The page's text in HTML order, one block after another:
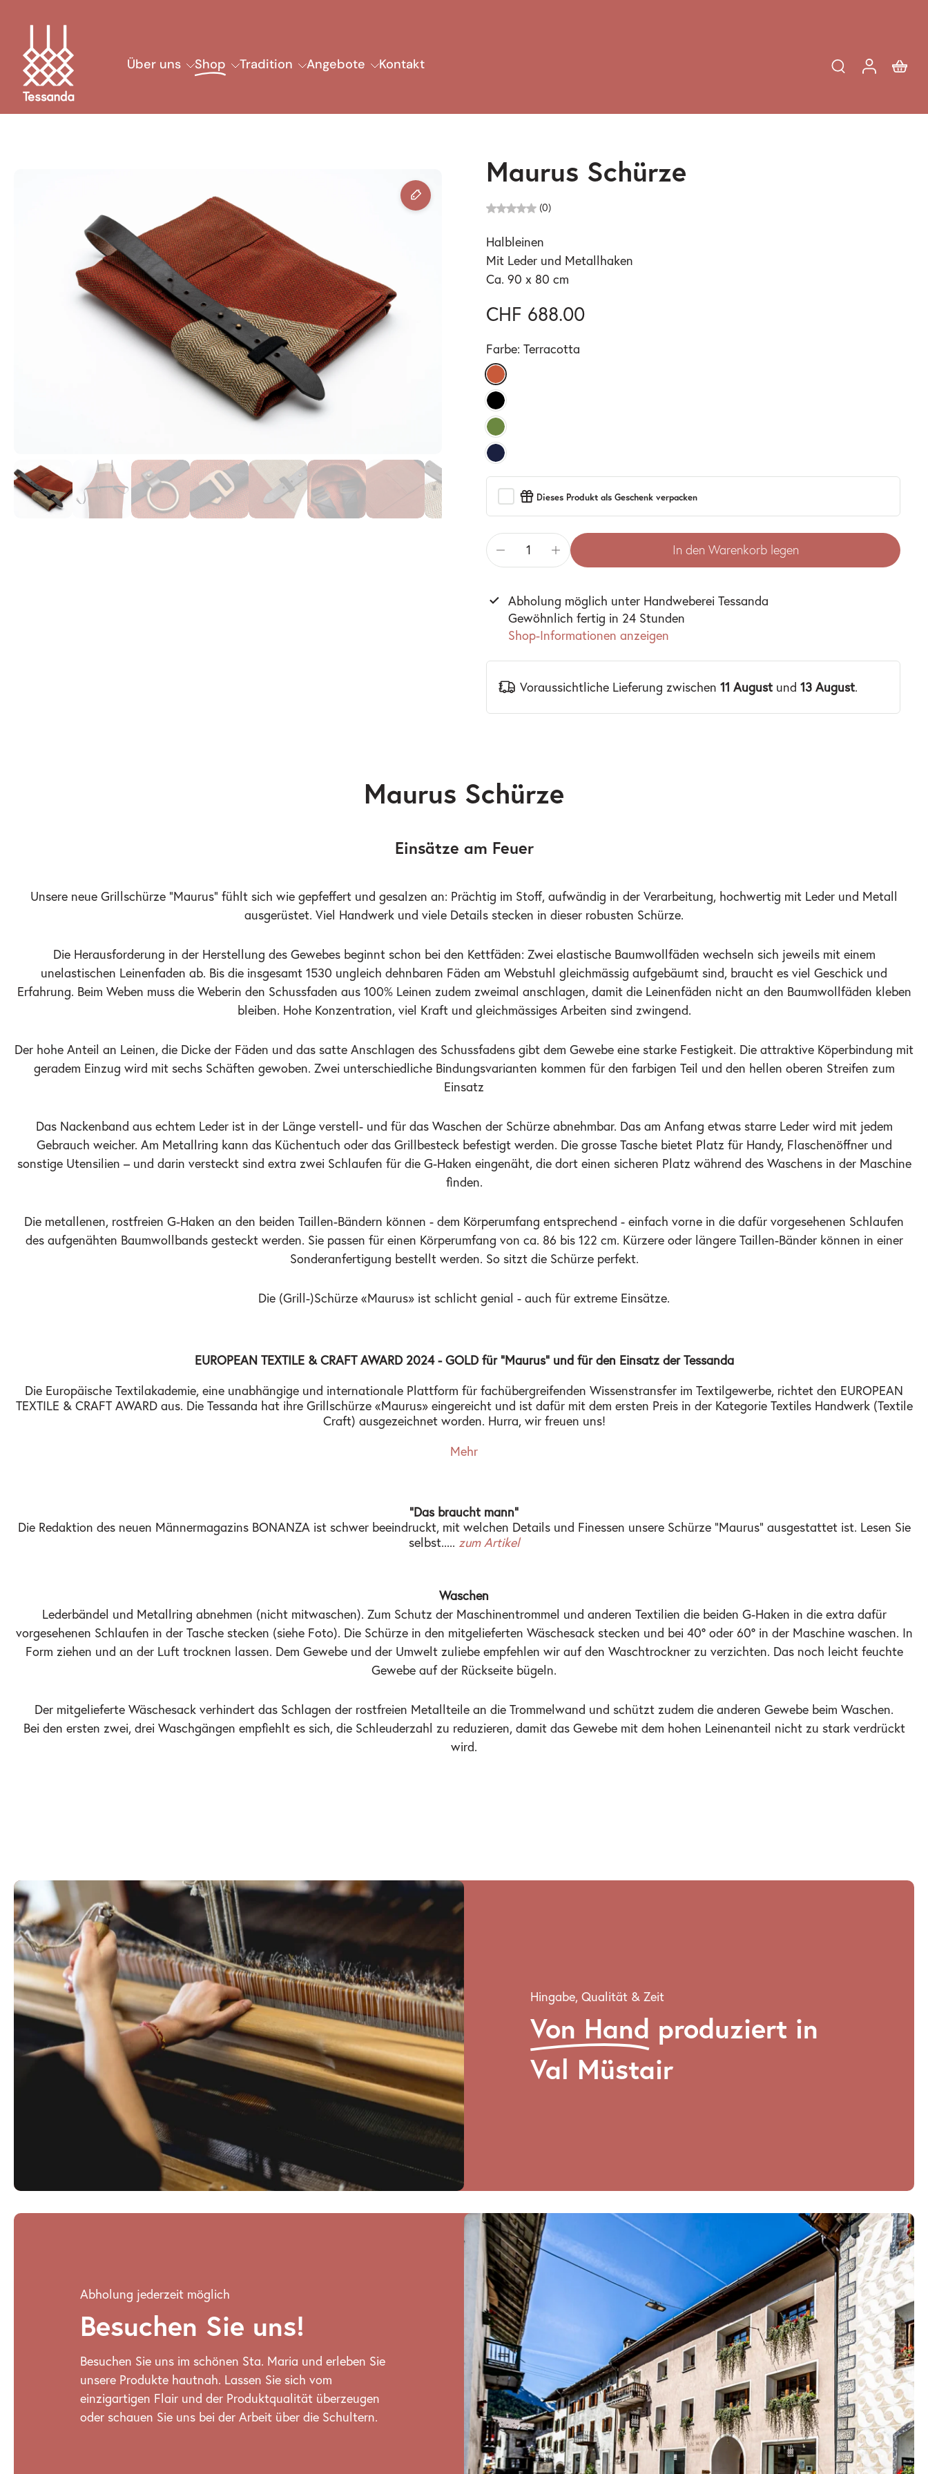
springen
Über uns Shop Tradition Angebote Kontakt
Produktinformationen
Maurus Schürze
(0)
Halbleinen
Mit Leder und Metallhaken
Ca. 90 x 80 cm
CHF 688.00
Farbe: Terracotta
Dieses Produkt als Geschenk verpacken
In den Warenkorb legen
Abholung möglich unter Handweberei Tessanda
Gewöhnlich fertig in 24 Stunden
Shop-Informationen anzeigen
Voraussichtliche Lieferung zwischen 11 August und 13 August.
Maurus Schürze
Einsätze am Feuer
Unsere neue Grillschürze "Maurus" fühlt sich wie gepfeffert und gesalzen an: Prächtig im Stoff, aufwändig in der Verarbeitung, hochwertig mit Leder und Metall
ausgerüstet. Viel Handwerk und viele Details stecken in dieser robusten Schürze.
Die Herausforderung in der Herstellung des Gewebes beginnt schon bei den Kettfäden: Zwei elastische Baumwollfäden wechseln sich jeweils mit einem
unelastischen Leinenfaden ab. Bis die insgesamt 1530 ungleich dehnbaren Fäden am Webstuhl gleichmässig aufgebäumt sind, braucht es viel Geschick und
Erfahrung. Beim Weben muss die Weberin den Schussfaden aus 100% Leinen zudem zweimal anschlagen, damit die Leinenfäden nicht an den Baumwollfäden kleben
bleiben. Hohe Konzentration, viel Kraft und gleichmässiges Arbeiten sind zwingend.
Der hohe Anteil an Leinen, die Dicke der Fäden und das satte Anschlagen des Schussfadens gibt dem Gewebe eine starke Festigkeit. Die attraktive Köperbindung mit
geradem Einzug wird mit sechs Schäften gewoben. Zwei unterschiedliche Bindungsvarianten kommen für den farbigen Teil und den hellen oberen Streifen zum
Einsatz
Das Nackenband aus echtem Leder ist in der Länge verstell- und für das Waschen der Schürze abnehmbar. Das am Anfang etwas starre Leder wird mit jedem
Gebrauch weicher. Am Metallring kann das Küchentuch oder das Grillbesteck befestigt werden. Die grosse Tasche bietet Platz für Handy, Flaschenöffner und
sonstige Utensilien – und darin versteckt sind extra zwei Schlaufen für die G-Haken eingenäht, die dort einen sicheren Platz während des Waschens in der Maschine
finden.
Die metallenen, rostfreien G-Haken an den beiden Taillen-Bändern können - dem Körperumfang entsprechend - einfach vorne in die dafür vorgesehenen Schlaufen
des aufgenähten Baumwollbands gesteckt werden. Sie passen für einen Körperumfang von ca. 86 bis 122 cm. Kürzere oder längere Taillen-Bänder können in einer
Sonderanfertigung bestellt werden. So sitzt die Schürze perfekt.
Die (Grill-)Schürze «Maurus» ist schlicht genial - auch für extreme Einsätze.
EUROPEAN TEXTILE & CRAFT AWARD 2024 - GOLD für "Maurus" und für den Einsatz der Tessanda
Die Europäische Textilakademie, eine unabhängige und internationale Plattform für fachübergreifenden Wissenstransfer im Textilgewerbe, richtet den EUROPEAN
TEXTILE & CRAFT AWARD aus. Die Tessanda hat ihre Grillschürze «Maurus» eingereicht und ist dafür mit dem ersten Preis in der Kategorie Textiles Handwerk (Textile
Craft) ausgezeichnet worden. Hurra, wir freuen uns!
Mehr
"Das braucht mann"
Die Redaktion des neuen Männermagazins BONANZA ist schwer beeindruckt, mit welchen Details und Finessen unsere Schürze "Maurus" ausgestattet ist. Lesen Sie
selbst..... zum Artikel
Waschen
Lederbändel und Metallring abnehmen (nicht mitwaschen). Zum Schutz der Maschinentrommel und anderen Textilien die beiden G-Haken in die extra dafür
vorgesehenen Schlaufen in der Tasche stecken (siehe Foto). Die Schürze in den mitgelieferten Wäschesack stecken und bei 40° oder 60° in der Maschine waschen. In
Form ziehen und an der Luft trocknen lassen. Dem Gewebe und der Umwelt zuliebe empfehlen wir auf den Waschtrockner zu verzichten. Das noch leicht feuchte
Gewebe auf der Rückseite bügeln.
Der mitgelieferte Wäschesack verhindert das Schlagen der rostfreien Metallteile an die Trommelwand und schützt zudem die anderen Gewebe beim Waschen.
Bei den ersten zwei, drei Waschgängen empfiehlt es sich, die Schleuderzahl zu reduzieren, damit das Gewebe mit dem hohen Leinenanteil nicht zu stark verdrückt
wird.
Hingabe, Qualität & Zeit
Von Hand produziert in
Val Müstair
Abholung jederzeit möglich
Besuchen Sie uns!
Besuchen Sie uns im schönen Sta. Maria und erleben Sie
unsere Produkte hautnah. Lassen Sie sich vom
einzigartigen Flair und der Produktqualität überzeugen
oder schauen Sie uns bei der Arbeit über die Schultern.